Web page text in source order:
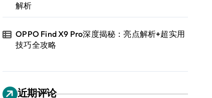
解析
OPPO Find X9 Pro深度揭秘：亮点解析+超实用
技巧全攻略
近期评论